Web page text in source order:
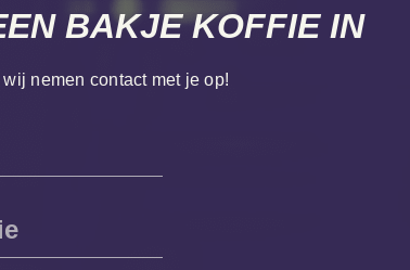
BAKJE KOFFIE IN
nemen contact met je op!